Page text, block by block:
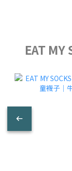
EAT MY